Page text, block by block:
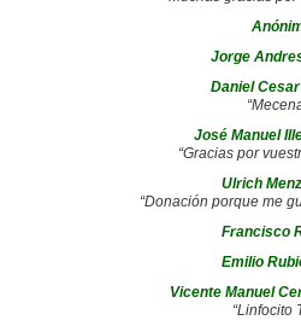
Jorge
Daniel
José Manuel
“Gracias por
Ulrich
“Donación porque me
Francisco
Emilio
Vicente Manuel
“Linfocito